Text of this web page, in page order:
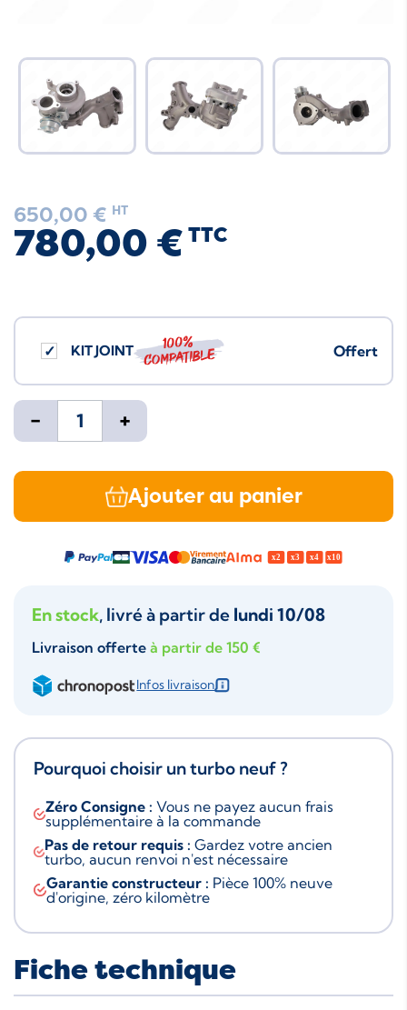
650,00 € HT
780,00 € TTC
KIT JOINT 100%
compatible Offert
- +
Ajouter au panier
En stock, livré à partir de lundi 10/08
Livraison offerte à partir de 150 €
Infos livraison
Pourquoi choisir un turbo neuf ?
Zéro Consigne : Vous ne payez aucun frais
supplémentaire à la commande
Pas de retour requis : Gardez votre ancien
turbo, aucun renvoi n'est nécessaire
Garantie constructeur : Pièce 100% neuve
d'origine, zéro kilomètre
Fiche technique